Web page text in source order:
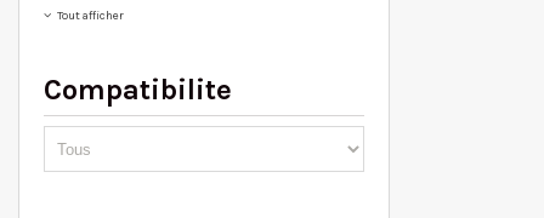
Tout afficher
Compatibilite